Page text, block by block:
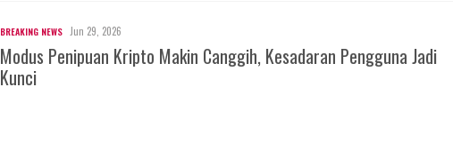
BREAKING NEWS Jun 29, 2026
Modus Penipuan Kripto Makin Canggih, Kesadaran Pengguna Jadi
Kunci